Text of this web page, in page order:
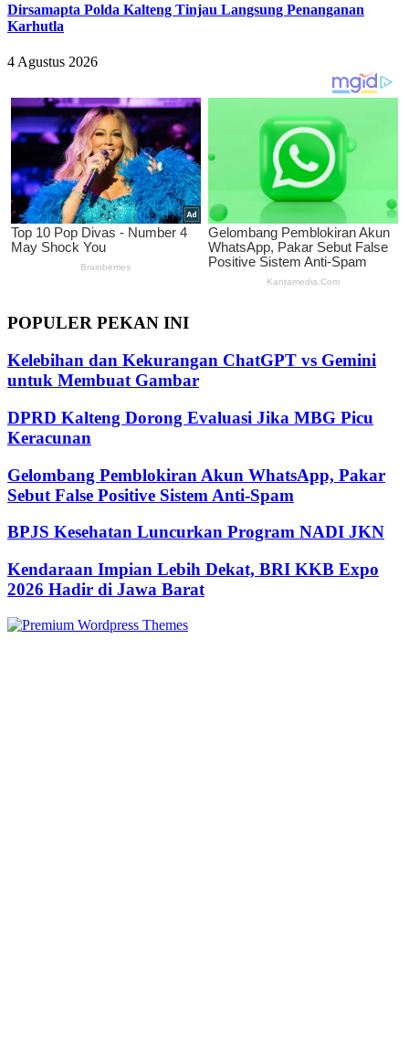
Dirsamapta Polda Kalteng Tinjau Langsung Penanganan
Karhutla
4 Agustus 2026
POPULER PEKAN INI
Kelebihan dan Kekurangan ChatGPT vs Gemini
untuk Membuat Gambar
DPRD Kalteng Dorong Evaluasi Jika MBG Picu
Keracunan
Gelombang Pemblokiran Akun WhatsApp, Pakar
Sebut False Positive Sistem Anti-Spam
BPJS Kesehatan Luncurkan Program NADI JKN
Kendaraan Impian Lebih Dekat, BRI KKB Expo
2026 Hadir di Jawa Barat